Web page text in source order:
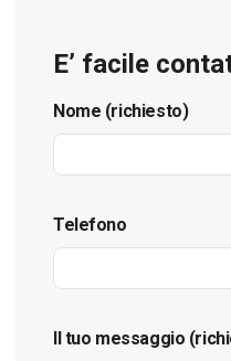
E’ facile
Nome (richiesto)
Telefono
Il tuo messaggio